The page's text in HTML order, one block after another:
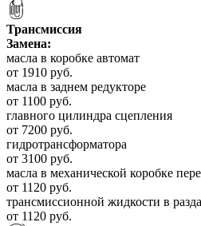
Трансмиссия
Замена:
масла в коробке автомат
от 1910 руб.
масла в заднем редукторе
от 1100 руб.
главного цилиндра сцепления
от 7200 руб.
гидротрансформатора
от 3100 руб.
масла в механической коробке
от 1120 руб.
трансмиссионной жидкости в
от 1120 руб.